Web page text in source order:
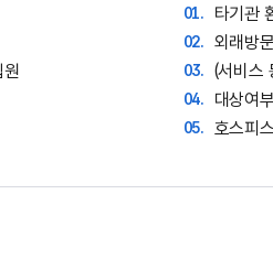
타기관
외래방
(서비스
대상여
호스피